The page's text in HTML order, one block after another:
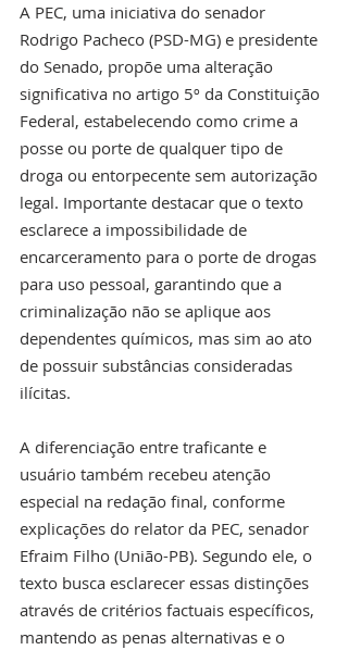
A PEC, uma iniciativa do senador
Rodrigo Pacheco (PSD-MG) e presidente
do Senado, propõe uma alteração
significativa no artigo 5º da Constituição
Federal, estabelecendo como crime a
posse ou porte de qualquer tipo de
droga ou entorpecente sem autorização
legal. Importante destacar que o texto
esclarece a impossibilidade de
encarceramento para o porte de drogas
para uso pessoal, garantindo que a
criminalização não se aplique aos
dependentes químicos, mas sim ao ato
de possuir substâncias consideradas
ilícitas.
A diferenciação entre traficante e
usuário também recebeu atenção
especial na redação final, conforme
explicações do relator da PEC, senador
Efraim Filho (União-PB). Segundo ele, o
texto busca esclarecer essas distinções
através de critérios factuais específicos,
mantendo as penas alternativas e o